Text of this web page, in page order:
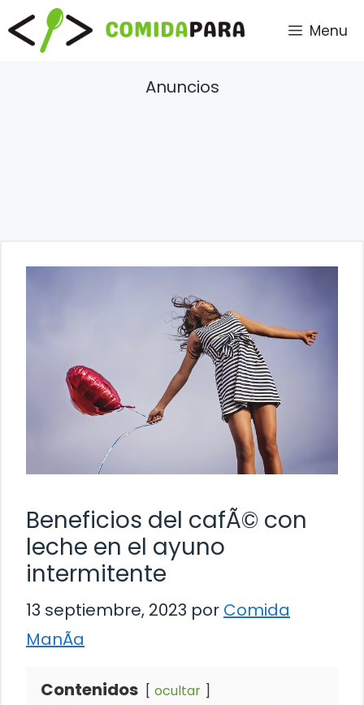
Saltar
al
contenido
Menu
Anuncios
Beneficios del cafÃ© con
leche en el ayuno
intermitente
13 septiembre, 2023 por Comida
ManÃ­a
Contenidos ocultar